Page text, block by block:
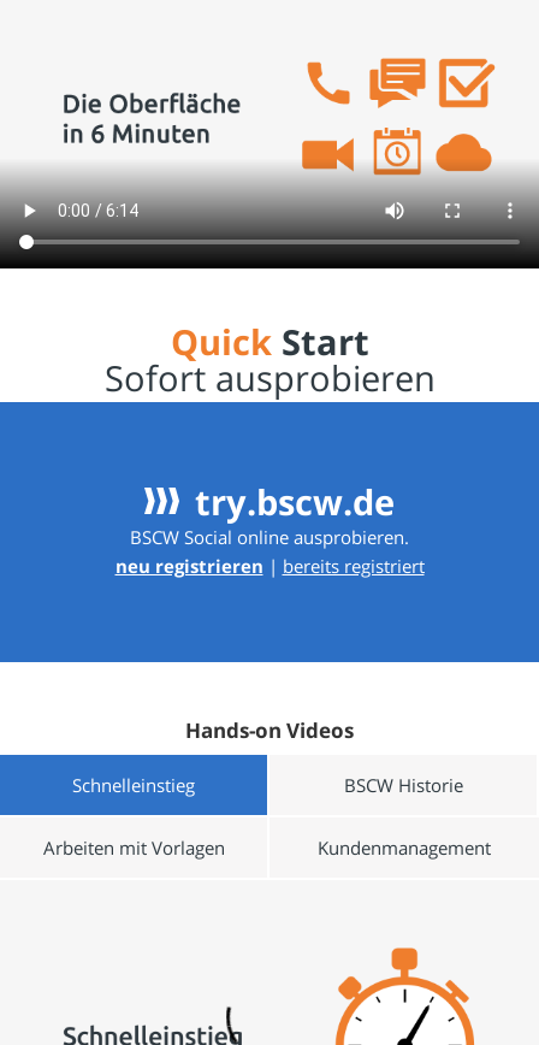
QuickStart
Sofort ausprobieren
#try.bscw.de
BSCW Social online ausprobieren.
neu registrieren | bereits registriert
Hands-on Videos
Schnelleinstieg BSCW Historie
Arbeiten mit Vorlagen Kundenmanagement